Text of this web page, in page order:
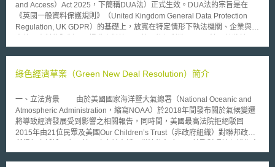
and Access）Act 2025，下簡稱DUA法）正式生效。DUA法的宗旨是在
《英國一般資料保護規則》（United Kingdom General Data Protection
Regulation, UK GDPR）的基礎上，放寬在特定情形下執法機關、企業與個
2025年8月開始分階段實施，重點如下： (1) 放寬自動化決策（Automated
自動化處理且產生法律效果或類似重大影響之決策所拘束之權利。此項規範
則放寬此一限制，未來企業只要確保有向當事人提供自動化決策的資訊、決
策結果申訴的管道，以及得人為干預設計之保障措施以後，即可做出對個人
有重大影響的自動化決策。 (2) 資料主體存取請求權（Subject Access
Request, SAR）規範明確化：當事人有權向持有自身個資的單位請求查
閱，DUA法明訂組織在收到請求後應回應的時間，而當事人請求的範圍也應
管道：規定任何使用個人資料的組織都必須設立有效的申訴機制、提供電子
綠色經濟草案（Green New Deal Resolution）簡介
一、立法背景 由於美國國家海洋暨大氣總署（National Oceanic and
Atmospheric Administration，縮寫NOAA）於2018年間發布關於氣候變遷
將導致經濟發展受到影響之相關報告，同時間，美國最高法院拒絕駁回
2015年由21位民眾及美國Our Children’s Trust（非政府組織）對聯邦政府
甚鉅之石化能源開發。因此聯合國人權暨環境特別報告（UN Special